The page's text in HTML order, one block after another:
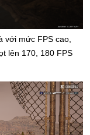
với mức FPS cao,
lên 170, 180 FPS